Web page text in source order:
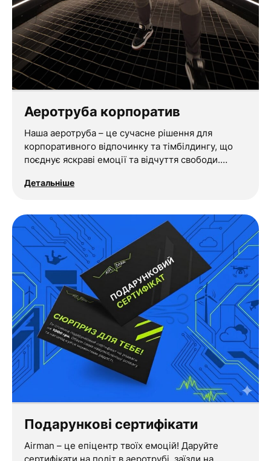
Аеротруба корпоратив
Наша аеротруба – це сучасне рішення для
корпоративного відпочинку та тімбілдингу, що
поєднує яскраві емоції та відчуття свободи.…
Детальніше
Подарункові сертифікати
Airman – це епіцентр твоїх емоцій! Даруйте